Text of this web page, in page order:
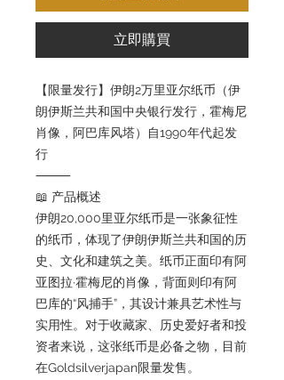
立即購買
【限量发行】伊朗2万里亚尔纸币（伊
朗伊斯兰共和国中央银行发行，霍梅尼
肖像，阿巴库风塔）自1990年代起发
行
⸻
📖 产品概述
伊朗20,000里亚尔纸币是一张象征性
的纸币，体现了伊朗伊斯兰共和国的历
史、文化和建筑之美。纸币正面印有阿
亚图拉·霍梅尼的肖像，背面则印有阿
巴库的“风捕手”，其设计兼具艺术性与
实用性。对于收藏家、历史爱好者和投
资者来说，这张纸币是必备之物，目前
在Goldsilverjapan限量发售。